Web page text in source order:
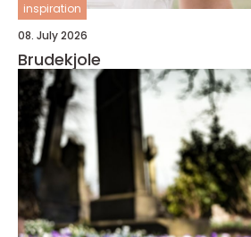
inspiration
08. July 2026
Brudekjole